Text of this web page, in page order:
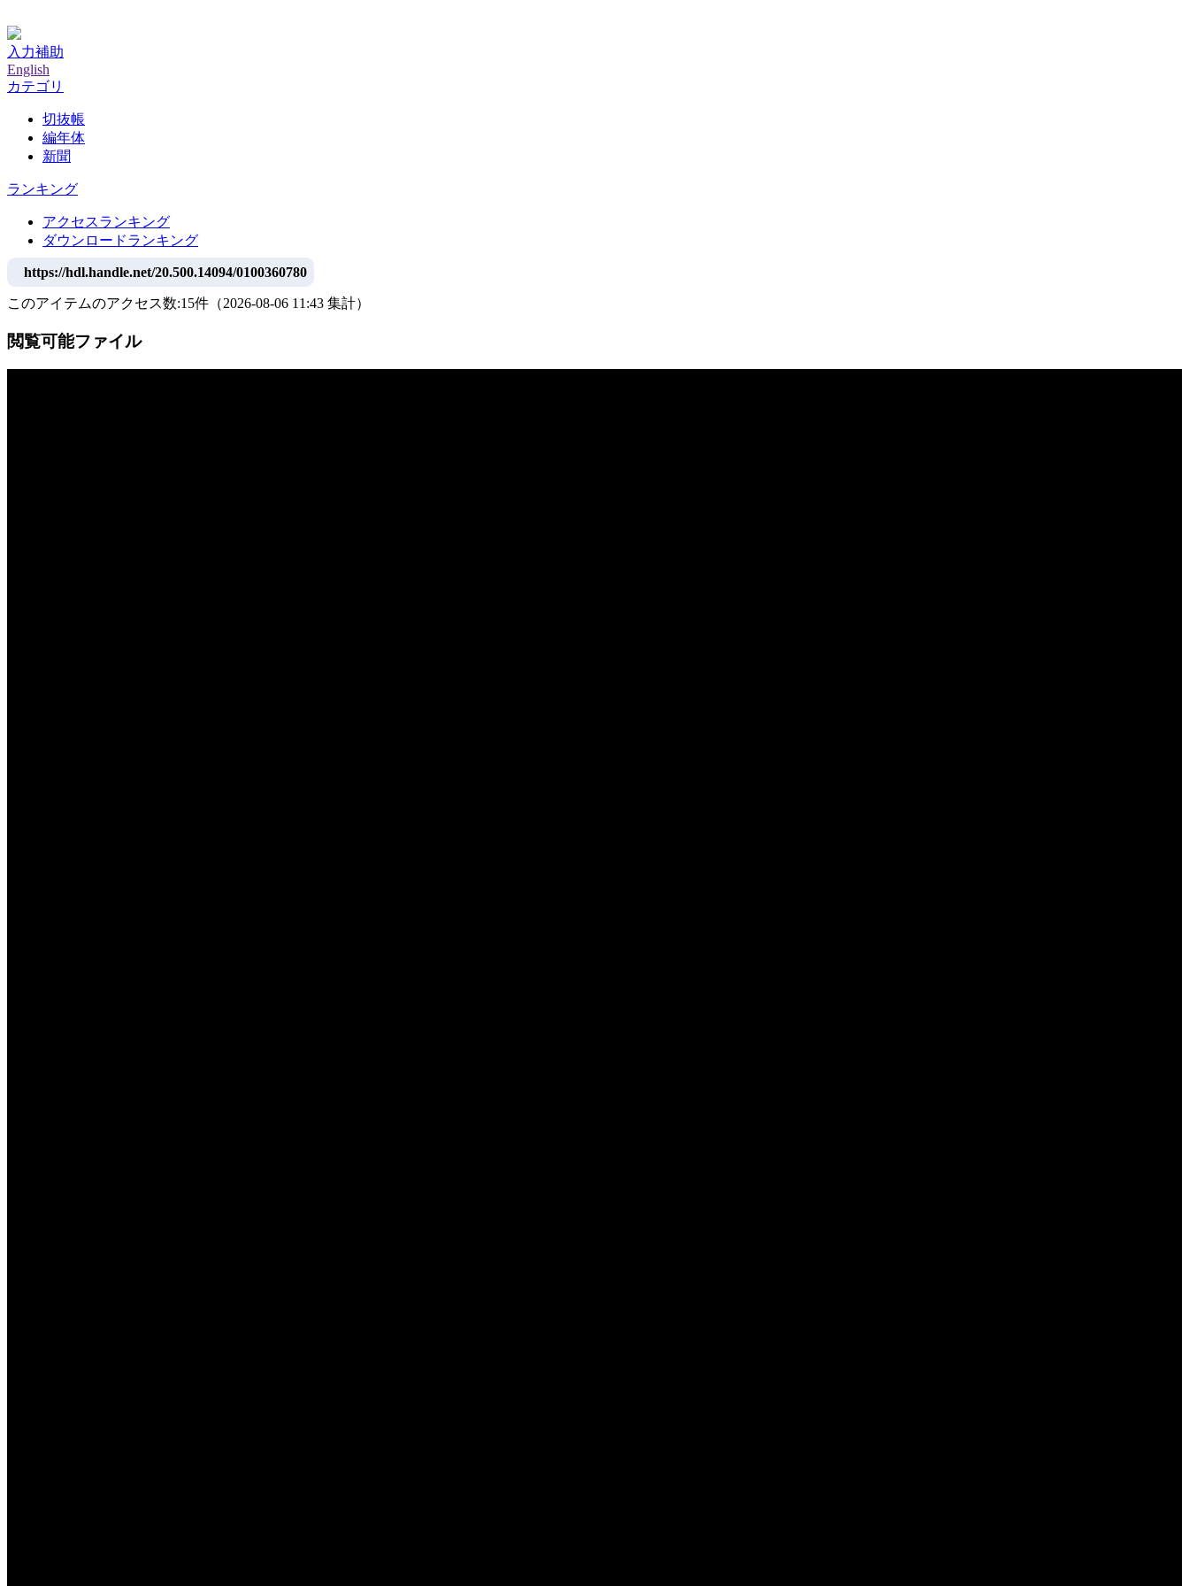
入力補助
English
カテゴリ
切抜帳
編年体
新聞
ランキング
アクセスランキング
ダウンロードランキング
https://hdl.handle.net/20.500.14094/0100360780
このアイテムのアクセス数:15件 （2026-08-06 11:43 集計）
閲覧可能ファイル